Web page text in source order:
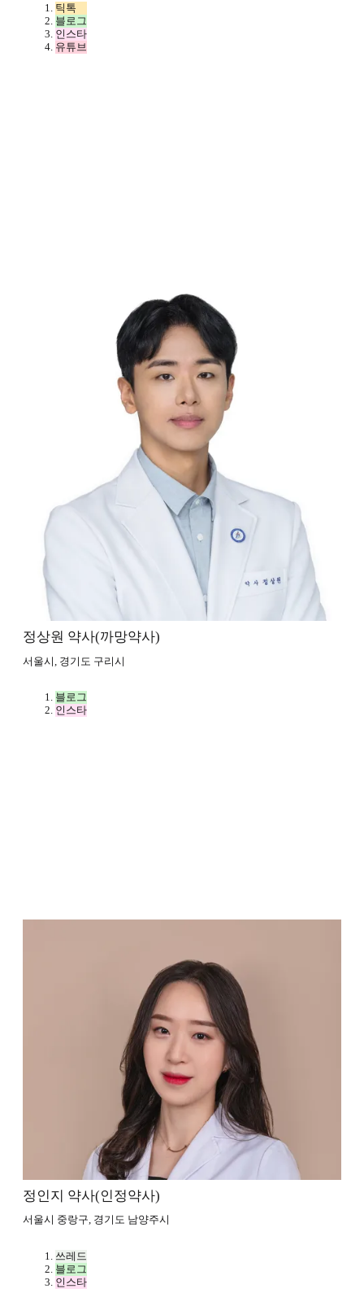
틱톡
블로그
인스타
유튜브
정상원 약사(까망약사)
서울시, 경기도 구리시
블로그
인스타
정인지 약사(인정약사)
서울시 중랑구, 경기도 남양주시
쓰레드
블로그
인스타